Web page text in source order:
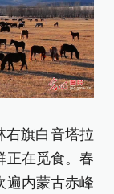
右旗白音塔拉
正在觅食。春
遍内蒙古赤峰